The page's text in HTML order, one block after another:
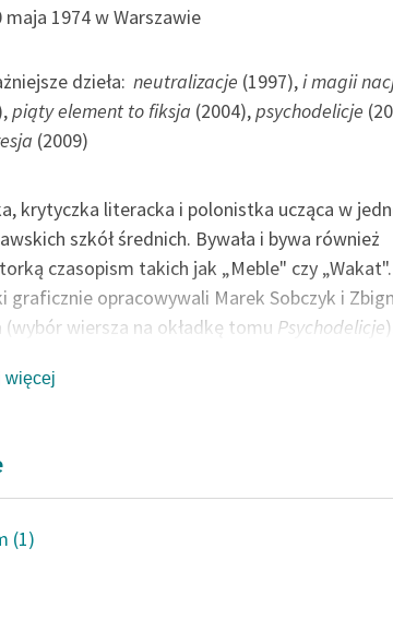
maja 1974 w Warszawie
dzieła: neutralizacje (1997),i magii
piąty element to fiksja (2004),psychodelicje
(2009)
krytyczka literacka i polonistka ucząca w
szkół średnich. Bywała i bywa również
czasopism takich jak „Meble" czy
graficznie opracowywali Marek Sobczyk i
(wybór wiersza na okładkę tomu Psychodelicje).
Sygnatariuszka
dziecięcej (mówiło się o niej wówczas
kinderyzmu), jej późniejsze utwory
m.in. nawiązania do hip-hopu, poezji
więcej
(1)